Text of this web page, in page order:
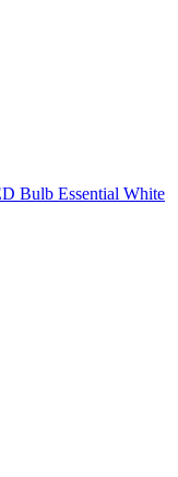
Bulb Essential White